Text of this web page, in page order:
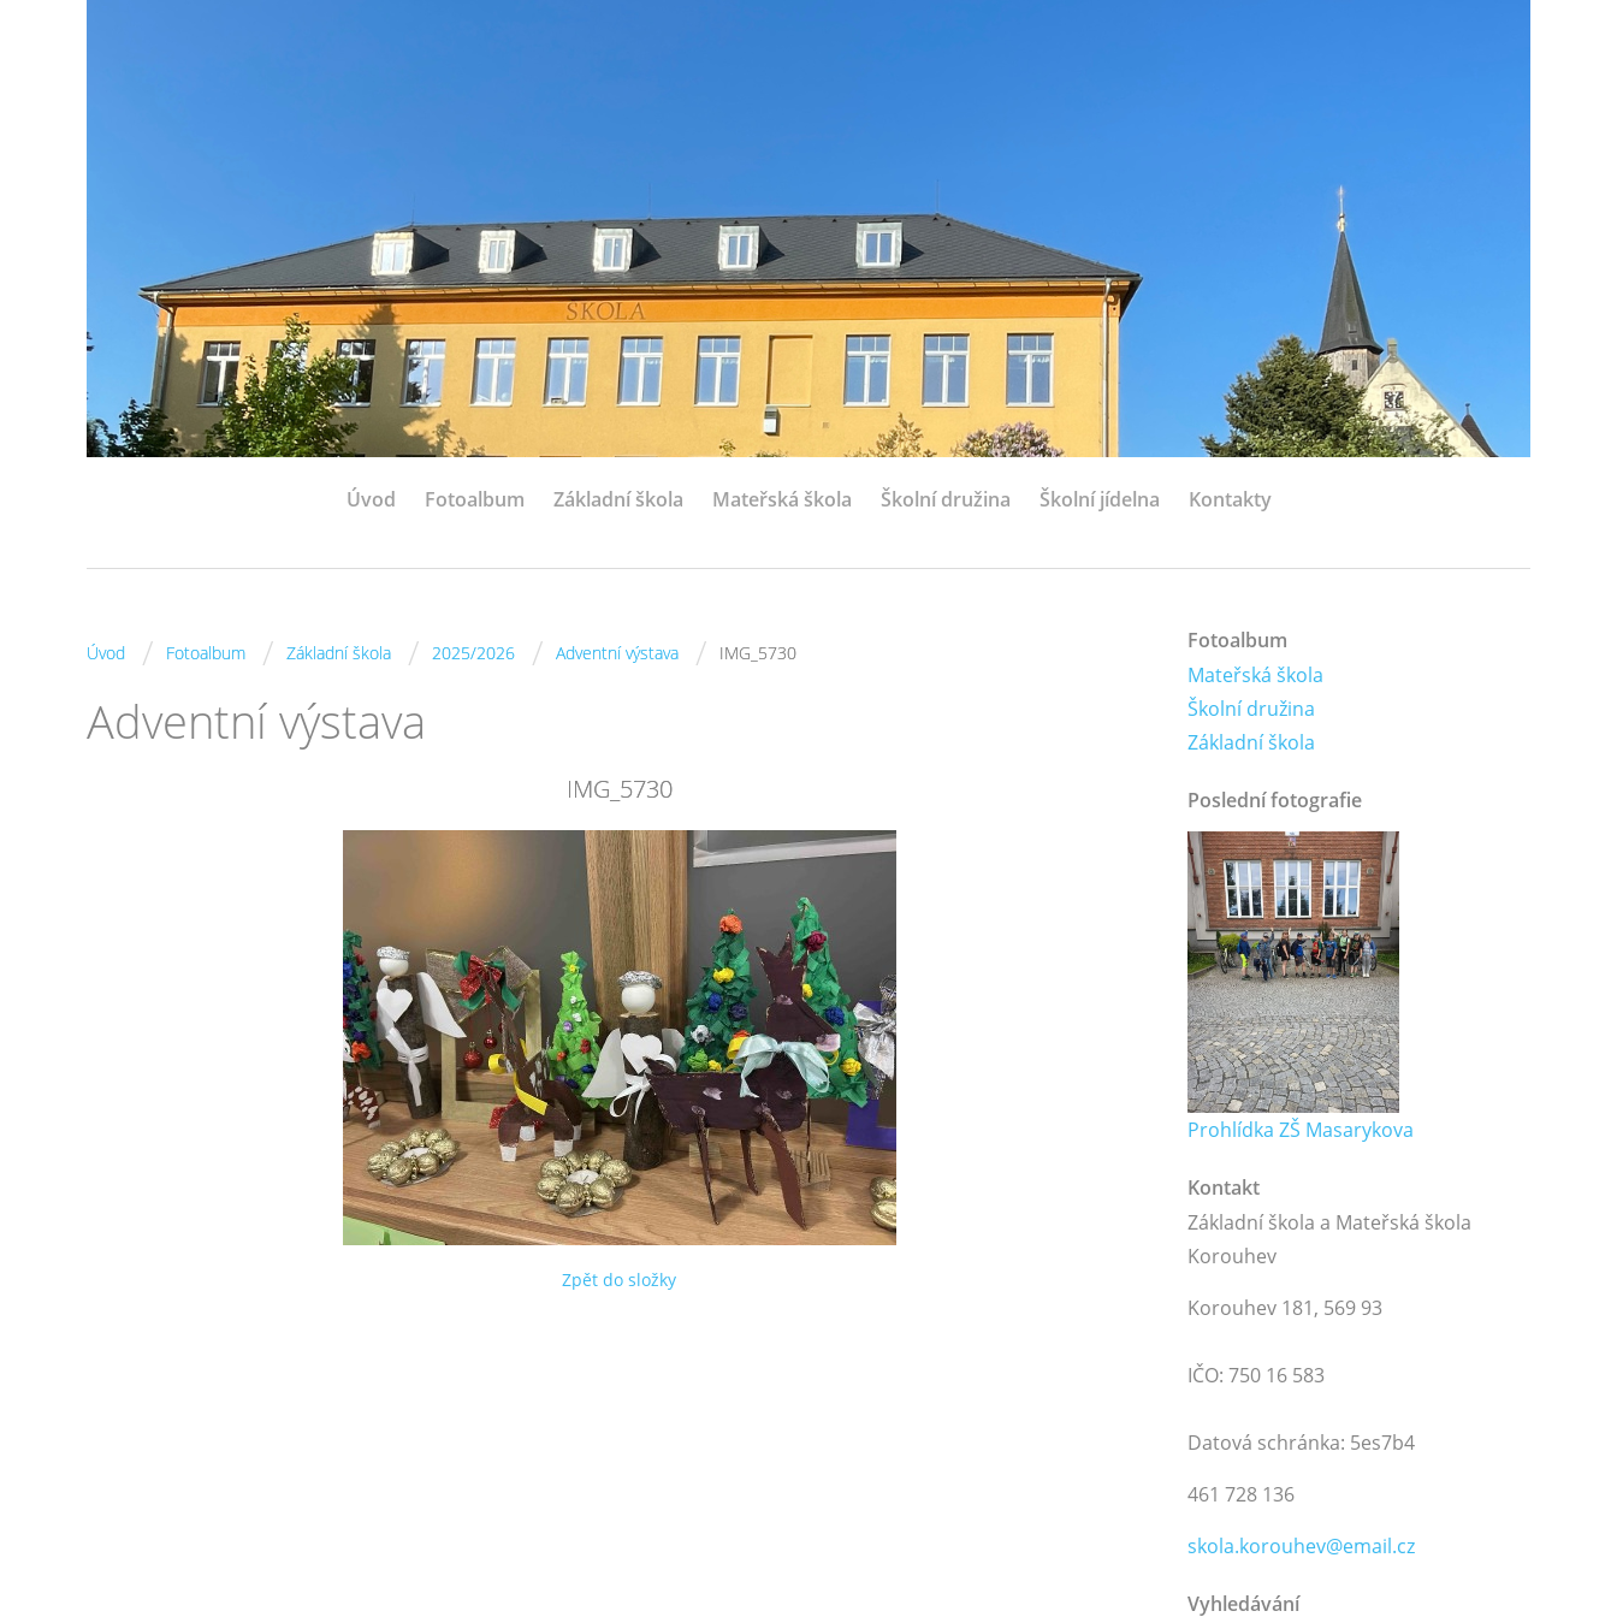
Úvod Fotoalbum Základní škola Mateřská škola Školní družina Školní jídelna Kontakty
Úvod / Fotoalbum / Základní škola / 2025/2026 / Adventní výstava / IMG_5730
Adventní výstava
IMG_5730
Zpět do složky
Fotoalbum
Mateřská škola
Školní družina
Základní škola
Poslední fotografie
Prohlídka ZŠ Masarykova
Kontakt
Základní škola a Mateřská škola
Korouhev
Korouhev 181, 569 93
IČO: 750 16 583
Datová schránka: 5es7b4
461 728 136
skola.korouhev@email.cz
Vyhledávání